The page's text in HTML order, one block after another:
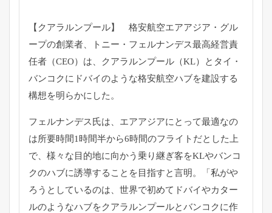
【クアラルンプール】 格安航空エアアジア・グル
ープの創業者、トニー・ フェルナンデス最高経営責
任者（CEO）は、クアラルンプール（KL）とタイ・
バンコクにドバイのような格安航空ハブを建設する
構想を明らかに した。
フェルナンデス氏は、 エアアジアにとって最適なの
は所要時間1時間半から6時間のフライトだとした上
で、 様々な目的地に向かう乗り継ぎ客をKLやバンコ
クのハブに誘導することを目指すと言明。「私がや
ろうとしているのは、 世界で初めてドバイやカター
ルのようなハブをクアラルンプールとバンコクに作